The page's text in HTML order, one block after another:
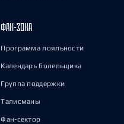
ФАН-ЗОНА
Программа лояльности
Календарь болельщика
Группа поддержки
Талисманы
Фан-сектор